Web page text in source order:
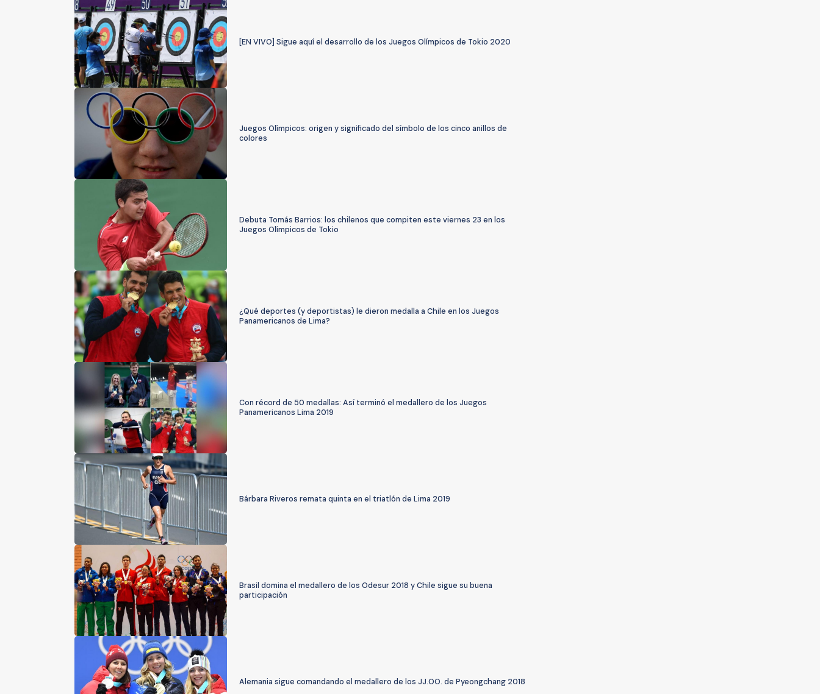
[EN VIVO] Sigue aquí el desarrollo de los Juegos Olímpicos de Tokio 2020
Juegos Olímpicos: origen y significado del símbolo de los cinco anillos de
colores
Debuta Tomás Barrios: los chilenos que compiten este viernes 23 en los
Juegos Olímpicos de Tokio
¿Qué deportes (y deportistas) le dieron medalla a Chile en los Juegos
Panamericanos de Lima?
Con récord de 50 medallas: Así terminó el medallero de los Juegos
Panamericanos Lima 2019
Bárbara Riveros remata quinta en el triatlón de Lima 2019
Brasil domina el medallero de los Odesur 2018 y Chile sigue su buena
participación
Alemania sigue comandando el medallero de los JJ.OO. de Pyeongchang 2018